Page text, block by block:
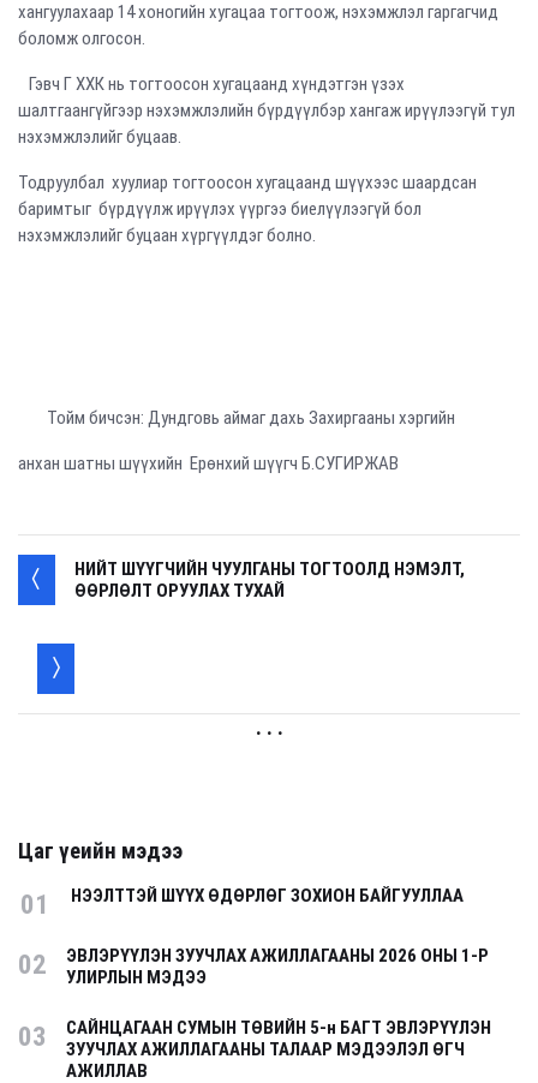
хангуулахаар 14 хоногийн хугацаа тогтоож, нэхэмжлэл гаргагчид
боломж олгосон.
Гэвч Г ХХК нь тогтоосон хугацаанд хүндэтгэн үзэх
шалтгаангүйгээр нэхэмжлэлийн бүрдүүлбэр хангаж ирүүлээгүй тул
нэхэмжлэлийг буцаав.
Тодруулбал хуулиар тогтоосон хугацаанд шүүхээс шаардсан
баримтыг бүрдүүлж ирүүлэх үүргээ биелүүлээгүй бол
нэхэмжлэлийг буцаан хүргүүлдэг болно.
Тойм бичсэн: Дундговь аймаг дахь Захиргааны хэргийн
анхан шатны шүүхийн Ерөнхий шүүгч Б.СУГИРЖАВ
НИЙТ ШҮҮГЧИЙН ЧУУЛГАНЫ ТОГТООЛД НЭМЭЛТ,
ӨӨРЛӨЛТ ОРУУЛАХ ТУХАЙ
. . .
Цаг үеийн мэдээ
01 НЭЭЛТТЭЙ ШҮҮХ ӨДӨРЛӨГ ЗОХИОН БАЙГУУЛЛАА
02
ЭВЛЭРҮҮЛЭН ЗУУЧЛАХ АЖИЛЛАГААНЫ 2026 ОНЫ 1-Р
УЛИРЛЫН МЭДЭЭ
03
САЙНЦАГААН СУМЫН ТӨВИЙН 5-н БАГТ ЭВЛЭРҮҮЛЭН
ЗУУЧЛАХ АЖИЛЛАГААНЫ ТАЛААР МЭДЭЭЛЭЛ ӨГЧ
АЖИЛЛАВ